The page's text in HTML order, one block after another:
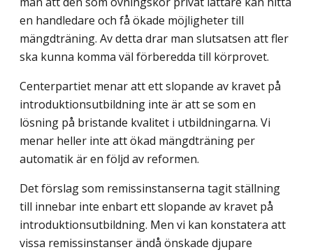
en handledare och få ökade möjligheter till
mängdträning. Av detta drar man slutsatsen att fler
ska kunna komma väl förberedda till körprovet.
Centerpartiet menar att ett slopande av kravet på
introduktionsutbildning inte är att se som en
lösning på bristande kvalitet i utbildningarna. Vi
menar heller inte att ökad mängdträning per
automatik är en följd av reformen.
Det förslag som remissinstanserna tagit ställning
till innebar inte enbart ett slopande av kravet på
introduktionsutbildning. Men vi kan konstatera att
vissa remissinstanser ändå önskade djupare